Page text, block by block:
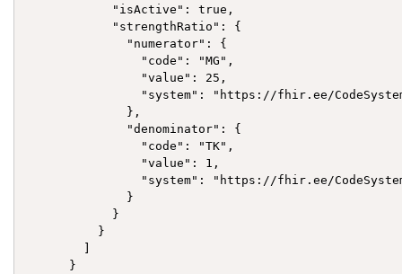
            "isActive": true,
            "strengthRatio": {
              "numerator": {
                "code": "MG",
                "value": 25,
"system": "https://fhir.ee/
              },
              "denominator": {
                "code": "TK",
                "value": 1,
"system": "https://fhir.ee/
              }
            }
          }
        ]
      }